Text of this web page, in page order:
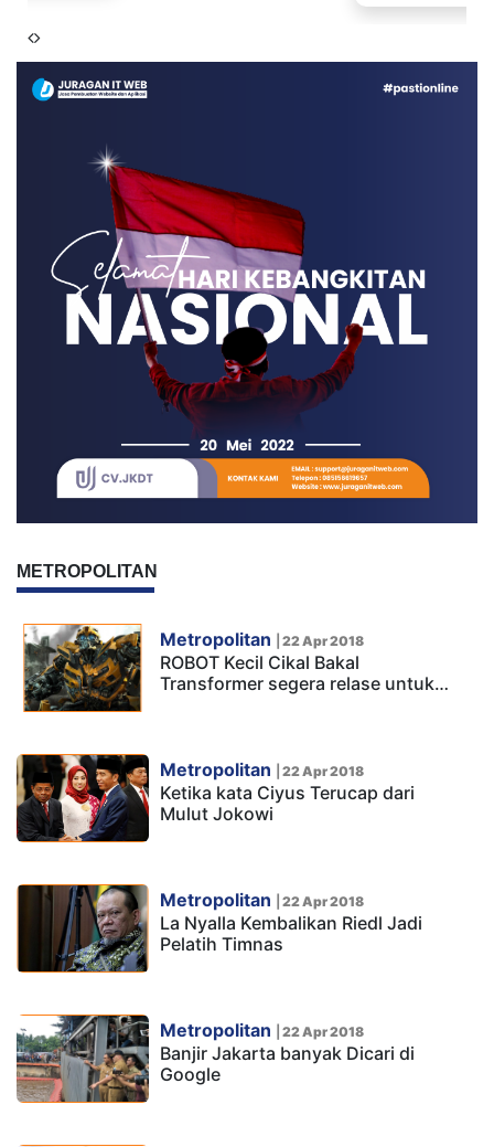
METROPOLITAN
Metropolitan 22 Apr 2018
ROBOT Kecil Cikal Bakal
Transformer segera relase untuk…
Metropolitan 22 Apr 2018
Ketika kata Ciyus Terucap dari
Mulut Jokowi
Metropolitan 22 Apr 2018
La Nyalla Kembalikan Riedl Jadi
Pelatih Timnas
Metropolitan 22 Apr 2018
Banjir Jakarta banyak Dicari di
Google